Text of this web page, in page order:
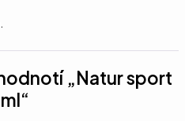
„Natur sport